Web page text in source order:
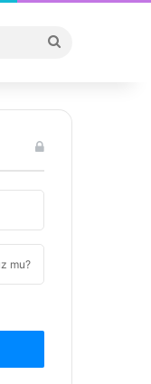
...
mu?